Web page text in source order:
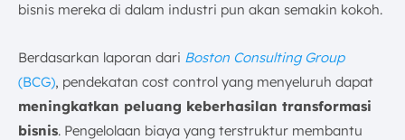
bisnis mereka di dalam industri pun akan semakin kokoh.
Berdasarkan laporan dari Boston Consulting Group
(BCG), pendekatan cost control yang menyeluruh dapat
meningkatkan peluang keberhasilan transformasi
bisnis. Pengelolaan biaya yang terstruktur membantu